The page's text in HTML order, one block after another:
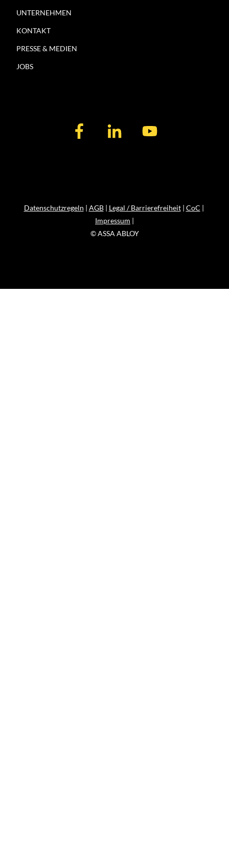
UNTERNEHMEN
KONTAKT
PRESSE & MEDIEN
JOBS
Datenschutzregeln | AGB| Legal / Barrierefreiheit| CoC |
Impressum |
© ASSA ABLOY